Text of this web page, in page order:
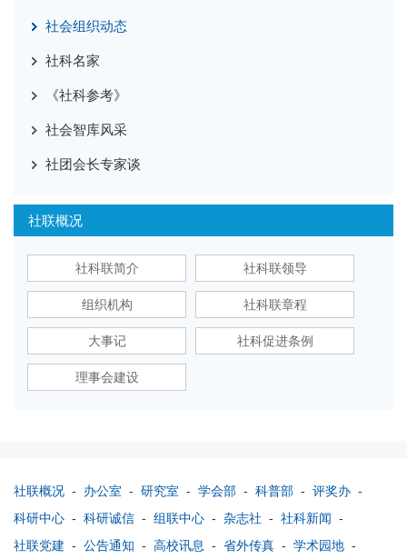
社会组织动态
社科名家
《社科参考》
社会智库风采
社团会长专家谈
社联概况
社科联简介 社科联领导
组织机构 社科联章程
大事记 社科促进条例
理事会建设
社联概况 - 办公室 - 研究室 - 学会部 - 科普部 - 评奖办 -
科研中心 - 科研诚信 - 组联中心 - 杂志社 - 社科新闻 -
社联党建 - 公告通知 - 高校讯息 - 省外传真 - 学术园地 -